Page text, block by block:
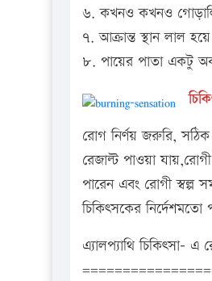
৬. কখনও কখনও
৭. আক্রান্ত স্থান লাল
৮. পায়ের পাতা একটু
রোগ নির্ণয় জরুরি,
রেজাল্ট পাওয়া
পারেন এবং রোগী
চিকিত্সকের
এ্যালপ্যাথি চিকিৎসা–